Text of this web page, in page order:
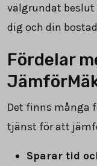
välgrundat
dig och din
Fördelar
Det finns många
tjänst för att
Sparar tid